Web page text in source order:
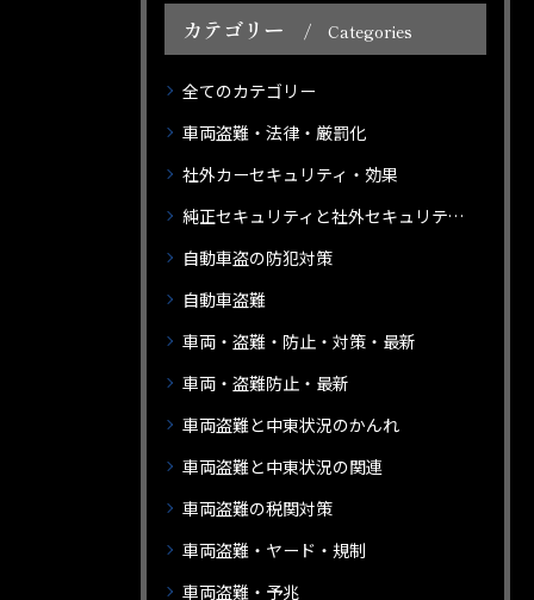
カテゴリー Categories
全てのカテゴリー
車両盗難・法律・厳罰化
社外カーセキュリティ・効果
純正セキュリティと社外セキュリティの違い
自動車盗の防犯対策
自動車盗難
車両・盗難・防止・対策・最新
車両・盗難防止・最新
車両盗難と中東状況のかんれ
車両盗難と中東状況の関連
車両盗難の税関対策
車両盗難・ヤード・規制
車両盗難・予兆